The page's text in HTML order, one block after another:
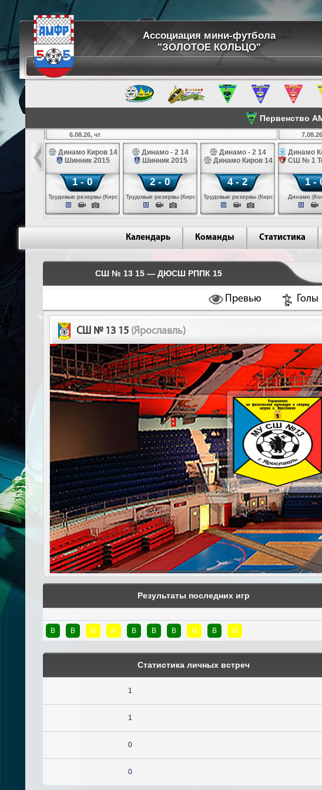
Ассоциация мини-футбола
"ЗОЛОТОЕ КОЛЬЦО"
Первенство
белые 14
6.08.26, чт
Динамо Киров 14
Шинник 2015
1 - 0
Трудовые резервы (Киров)
Динамо - 2 14
Шинник 2015
2 - 0
Трудовые резервы (Киров)
Динамо - 2 14
Динамо Киров 14
4 - 2
Трудовые резервы (Киров)
Динамо
СШ № 1
1 -
Динамо
Календарь Команды Статистика
СШ № 13 15 — ДЮСШ РППК 15
Превью Голы
СШ № 13 15 (Ярославль)
Результаты последних игр
В В Н Н В В В Н В Н
Статистика личных встреч
1
1
0
0